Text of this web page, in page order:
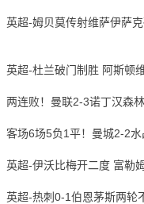
英超-姆贝莫传射维萨伊萨克
英超-杜兰破门制胜 阿斯顿
两连败！曼联2-3诺丁汉森
客场6场5负1平！曼城2-2
英超-伊沃比梅开二度 富勒
英超-热刺0-1伯恩茅斯两轮